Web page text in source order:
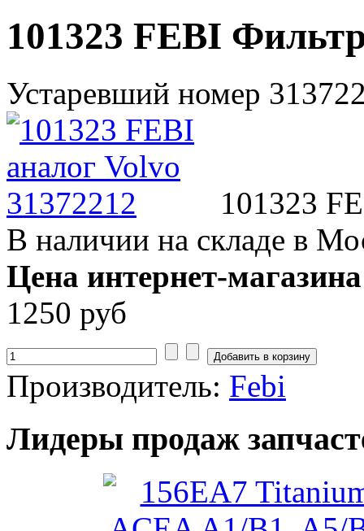
101323 FEBI
Устаревший номер
101323
В наличии на складе в
Цена интернет-
1250 руб
Производитель: Febi
Лидеры продаж